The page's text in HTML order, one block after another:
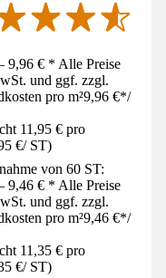
9,96 € * Alle Preise
und ggf. zzgl.
pro m²9,96 €*/
11,95 € pro
€/ ST)
von 60 ST:
9,46 € * Alle Preise
und ggf. zzgl.
pro m²9,46 €*/
11,35 € pro
€/ ST)